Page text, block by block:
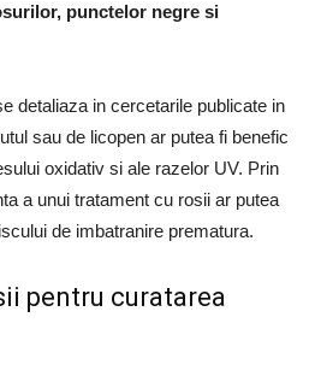
punctelor negre si
detaliaza in cercetarile publicate in
sau de licopen ar putea fi benefic
oxidativ si ale razelor UV. Prin
a unui tratament cu rosii ar putea
de imbatranire prematura.
pentru curatarea